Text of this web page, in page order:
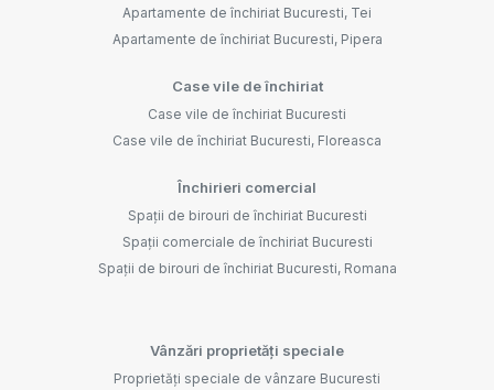
Apartamente de închiriat Bucuresti, Tei
Apartamente de închiriat Bucuresti, Pipera
Case vile de închiriat
Case vile de închiriat Bucuresti
Case vile de închiriat Bucuresti, Floreasca
Închirieri comercial
Spații de birouri de închiriat Bucuresti
Spații comerciale de închiriat Bucuresti
Spații de birouri de închiriat Bucuresti, Romana
Vânzări proprietăți speciale
Proprietăți speciale de vânzare Bucuresti